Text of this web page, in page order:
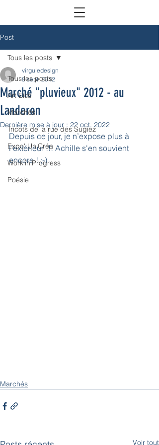
Post
Tous les posts
Art Eiss
Marchés
Tricots de la rue des Sugiez
Expo' UniCréa
Work'in'Progress
Poésie
Tous les posts
Marché "pluvieux" 2012 - au
Landeron
virguledesign
8 sept. 2012
Dernière mise à jour : 22 oct. 2022
Depuis ce jour, je n’expose plus à
l’extérieur !!! Achille s'en souvient
encore ! ;-)
Marchés
Voir tout